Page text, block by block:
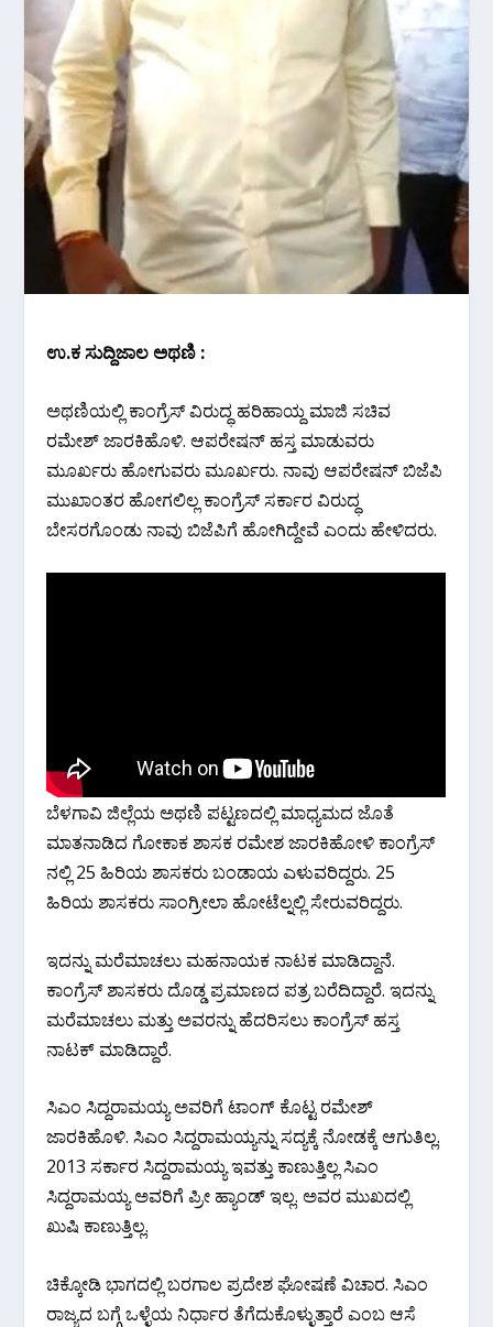
ಉ‌.ಕ ಸುದ್ದಿಜಾಲ ಅಥಣಿ :
ಅಥಣಿಯಲ್ಲಿ ಕಾಂಗ್ರೆಸ್ ವಿರುದ್ಧ ಹರಿಹಾಯ್ದ ಮಾಜಿ ಸಚಿವ
ರಮೇಶ್ ಜಾರಕಿಹೊಳಿ. ಆಪರೇಷನ್ ಹಸ್ತ ಮಾಡುವರು
ಮೂರ್ಖರು ಹೋಗುವರು ಮೂರ್ಖರು. ನಾವು ಆಪರೇಷನ್ ಬಿಜೆಪಿ
ಮುಖಾಂತರ ಹೋಗಲಿಲ್ಲ ಕಾಂಗ್ರೆಸ್ ಸರ್ಕಾರ ವಿರುದ್ಧ
ಬೇಸರಗೊಂಡು ನಾವು ಬಿಜೆಪಿಗೆ ಹೋಗಿದ್ದೇವೆ ಎಂದು ಹೇಳಿದರು.
ಬೆಳಗಾವಿ ಜಿಲ್ಲೆಯ ಅಥಣಿ ಪಟ್ಟಣದಲ್ಲಿ ಮಾಧ್ಯಮದ ಜೊತೆ
ಮಾತನಾಡಿದ ಗೋಕಾಕ ಶಾಸಕ ರಮೇಶ ಜಾರಕಿಹೋಳಿ ಕಾಂಗ್ರೆಸ್
ನಲ್ಲಿ 25 ಹಿರಿಯ ಶಾಸಕರು ಬಂಡಾಯ ಎಳುವರಿದ್ದರು. 25
ಹಿರಿಯ ಶಾಸಕರು ಸಾಂಗ್ರೀಲಾ ಹೋಟೆಲ್ನಲ್ಲಿ ಸೇರುವರಿದ್ದರು.
ಇದನ್ನು ಮರೆಮಾಚಲು ಮಹನಾಯಕ ನಾಟಕ ಮಾಡಿದ್ದಾನೆ.
ಕಾಂಗ್ರೆಸ್ ಶಾಸಕರು ದೊಡ್ಡ ಪ್ರಮಾಣದ ಪತ್ರ ಬರೆದಿದ್ದಾರೆ. ಇದನ್ನು
ಮರೆಮಾಚಲು ಮತ್ತು ಅವರನ್ನು ಹೆದರಿಸಲು ಕಾಂಗ್ರೆಸ್ ಹಸ್ತ
ನಾಟಕ್ ಮಾಡಿದ್ದಾರೆ.
ಸಿಎಂ ಸಿದ್ದರಾಮಯ್ಯ ಅವರಿಗೆ ಟಾಂಗ್ ಕೊಟ್ಟ ರಮೇಶ್
ಜಾರಕಿಹೊಳಿ. ಸಿಎಂ ಸಿದ್ದರಾಮಯ್ಯನ್ನು ಸದ್ಯಕ್ಕೆ ನೋಡಕ್ಕೆ ಆಗುತಿಲ್ಲ.
2013 ಸರ್ಕಾರ ಸಿದ್ದರಾಮಯ್ಯ ಇವತ್ತು ಕಾಣುತ್ತಿಲ್ಲ ಸಿಎಂ
ಸಿದ್ದರಾಮಯ್ಯ ಅವರಿಗೆ ಪ್ರೀ ಹ್ಯಾಂಡ್ ಇಲ್ಲ. ಅವರ ಮುಖದಲ್ಲಿ
ಖುಷಿ ಕಾಣುತ್ತಿಲ್ಲ.
ಚಿಕ್ಕೋಡಿ ಭಾಗದಲ್ಲಿ ಬರಗಾಲ ಪ್ರದೇಶ ಘೋಷಣೆ ವಿಚಾರ. ಸಿಎಂ
ರಾಜ್ಯದ ಬಗ್ಗೆ ಒಳ್ಳೆಯ ನಿರ್ಧಾರ ತೆಗೆದುಕೊಳ್ಳುತ್ತಾರೆ ಎಂಬ ಆಸೆ